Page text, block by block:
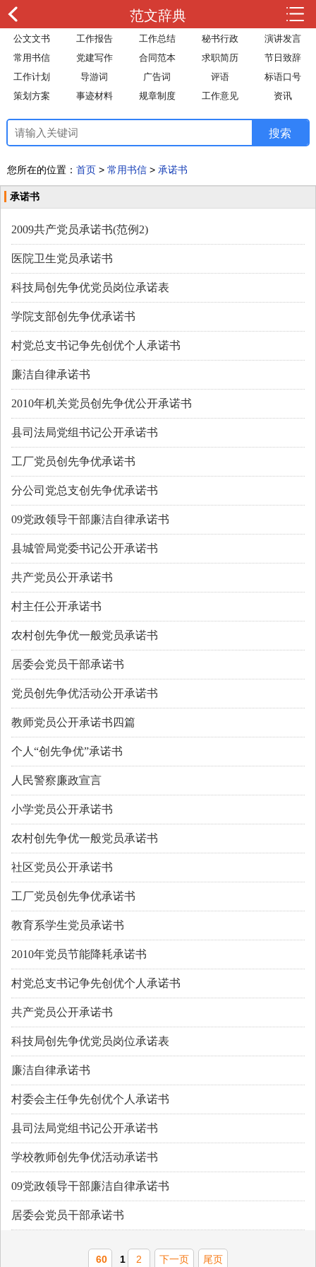
范文辞典
公文文书 工作报告 工作总结 秘书行政
演讲发言
常用书信
党建写作 合同范本 求职简历
节日致辞
工作计划
导游词 广告词 评语
标语口号
策划方案
事迹材料 规章制度 工作意见 资讯
您所在的位置： 首页 > 常用书信 > 承诺书
承诺书
2009共产党员承诺书(范例2)
医院卫生党员承诺书
科技局创先争优党员岗位承诺表
学院支部创先争优承诺书
村党总支书记争先创优个人承诺书
廉洁自律承诺书
2010年机关党员创先争优公开承诺书
县司法局党组书记公开承诺书
工厂党员创先争优承诺书
分公司党总支创先争优承诺书
09党政领导干部廉洁自律承诺书
县城管局党委书记公开承诺书
共产党员公开承诺书
村主任公开承诺书
农村创先争优一般党员承诺书
居委会党员干部承诺书
党员创先争优活动公开承诺书
教师党员公开承诺书四篇
个人“创先争优”承诺书
人民警察廉政宣言
小学党员公开承诺书
农村创先争优一般党员承诺书
社区党员公开承诺书
工厂党员创先争优承诺书
教育系学生党员承诺书
2010年党员节能降耗承诺书
村党总支书记争先创优个人承诺书
共产党员公开承诺书
科技局创先争优党员岗位承诺表
廉洁自律承诺书
村委会主任争先创优个人承诺书
县司法局党组书记公开承诺书
学校教师创先争优活动承诺书
09党政领导干部廉洁自律承诺书
居委会党员干部承诺书
60 1 2 下一页 尾页